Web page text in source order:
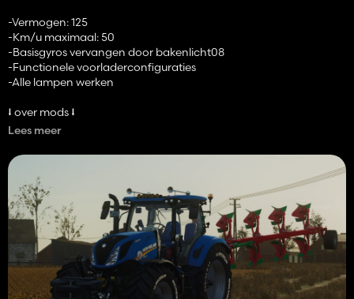
-Vermogen: 125
-Km/u maximaal: 50
-Basisgyros vervangen door bakenlicht08
-Functionele voorladerconfiguraties
-Alle lampen werken
⭣ over mods ⭣
evenals een staaf die de basuri-hoorns ondersteunt
-Michelin multibib witte band aanwezig
-Twee oranje polux lampen toegevoegd (functioneel)
-Toevoeging van interieurdecoratie (brandblusser)
-Een Nord pas de Calais bord toegevoegd (62) Gab (mijn
bijnaam)
⭣ over tractorgeluiden ⭣
Lees meer